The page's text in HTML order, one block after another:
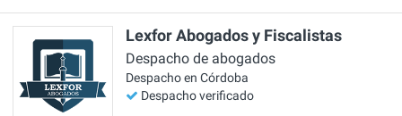
Lexfor Abogados y Fiscalistas
Despacho de abogados
Despacho en Córdoba
Despacho verificado